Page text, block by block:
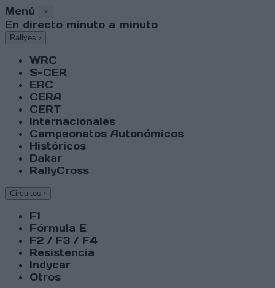
Menú ×
En directo minuto a minuto
Rallyes ›
WRC
S-CER
ERC
CERA
CERT
Internacionales
Campeonatos Autonómicos
Históricos
Dakar
RallyCross
Circuitos ›
F1
Fórmula E
F2 / F3 / F4
Resistencia
Indycar
Otros